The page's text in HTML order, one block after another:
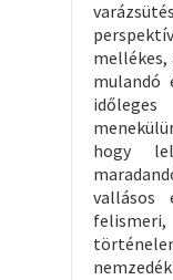
mellékes,
mulandó
hogy
vallásos